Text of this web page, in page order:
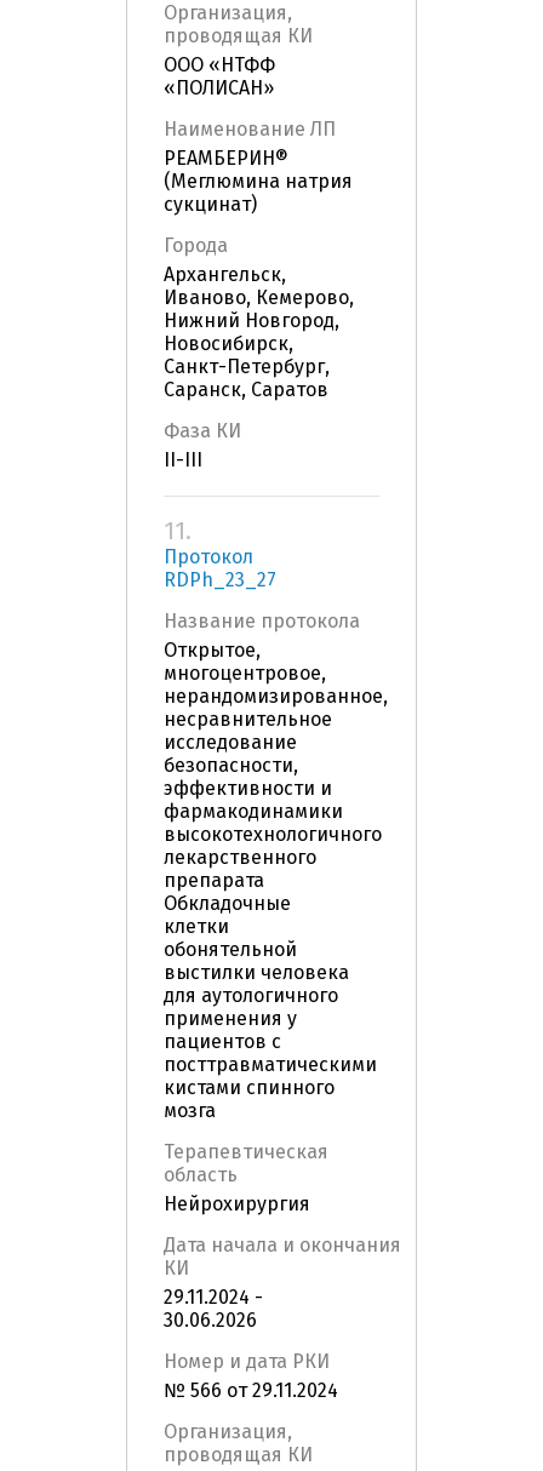
Организация,
проводящая КИ
ООО «НТФФ
«ПОЛИСАН»
Наименование ЛП
РЕАМБЕРИН®
(Меглюмина натрия
сукцинат)
Города
Архангельск,
Иваново, Кемерово,
Нижний Новгород,
Новосибирск,
Санкт-Петербург,
Саранск, Саратов
Фаза КИ
II-III
11.
Протокол
RDPh_23_27
Название протокола
Открытое,
многоцентровое,
нерандомизированное,
несравнительное
исследование
безопасности,
эффективности и
фармакодинамики
высокотехнологичного
лекарственного
препарата
Обкладочные
клетки
обонятельной
выстилки человека
для аутологичного
применения у
пациентов с
посттравматическими
кистами спинного
мозга
Терапевтическая
область
Нейрохирургия
Дата начала и окончания
КИ
29.11.2024 -
30.06.2026
Номер и дата РКИ
№ 566 от 29.11.2024
Организация,
проводящая КИ